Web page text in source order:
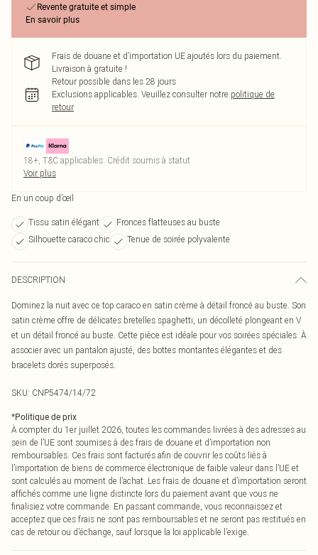
Revente gratuite et simple
En savoir plus
Frais de douane et d’importation UE ajoutés lors du paiement.
Livraison à gratuite !
Retour possible dans les 28 jours
Exclusions applicables. Veuillez consulter notre politique de
retour
18+, T&C applicables. Crédit soumis à statut
Voir plus
En un coup d’œil
Tissu satin élégant
Fronces flatteuses au buste
Silhouette caraco chic
Tenue de soirée polyvalente
DESCRIPTION
Dominez la nuit avec ce top caraco en satin crème à détail froncé au buste. Son
satin crème offre de délicates bretelles spaghetti, un décolleté plongeant en V
et un détail froncé au buste. Cette pièce est idéale pour vos soirées spéciales. À
associer avec un pantalon ajusté, des bottes montantes élégantes et des
bracelets dorés superposés.
SKU: CNP5474/14/72
*Politique de prix
À compter du 1er juillet 2026, toutes les commandes livrées à des adresses au
sein de l’UE sont soumises à des frais de douane et d’importation non
remboursables. Ces frais sont facturés afin de couvrir les coûts liés à
l’importation de biens de commerce électronique de faible valeur dans l’UE et
sont calculés au moment de l’achat. Les frais de douane et d’importation seront
affichés comme une ligne distincte lors du paiement avant que vous ne
finalisiez votre commande. En passant commande, vous reconnaissez et
acceptez que ces frais ne sont pas remboursables et ne seront pas restitués en
cas de retour ou d’échange, sauf lorsque la loi applicable l’exige.